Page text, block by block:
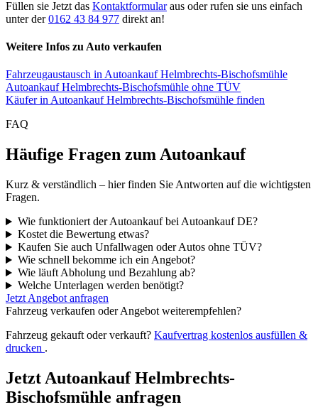
Füllen sie Jetzt das Kontaktformularaus oder rufen sie uns einfach
unter der0162 43 84 977 direkt an!
Weitere Infos zu Auto verkaufen
Fahrzeugaustausch in Autoankauf Helmbrechts-Bischofsmühle
Autoankauf Helmbrechts-Bischofsmühle ohne TÜV
Käufer in Autoankauf Helmbrechts-Bischofsmühle finden
FAQ
Häufige Fragen zum Autoankauf
Kurz & verständlich – hier finden Sie Antworten auf die wichtigsten
Fragen.
Wie funktioniert der Autoankauf bei Autoankauf DE?
Kostet die Bewertung etwas?
Kaufen Sie auch Unfallwagen oder Autos ohne TÜV?
Wie schnell bekomme ich ein Angebot?
Wie läuft Abholung und Bezahlung ab?
Welche Unterlagen werden benötigt?
Jetzt Angebot anfragen
Fahrzeug verkaufen oder Angebot weiterempfehlen?
Fahrzeug gekauft oder verkauft? Kaufvertrag kostenlos ausfüllen &
drucken .
Jetzt Autoankauf Helmbrechts-
Bischofsmühle anfragen